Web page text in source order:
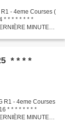
- 4eme Courses (
* * * * * * * *
MINUTE
2025 * * * *
R1 - 4eme Courses
* * * * * * * *
MINUTE